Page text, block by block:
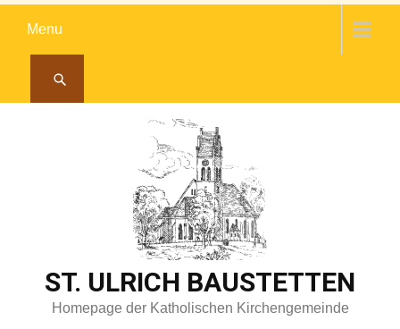
Menu
ST. ULRICH BAUSTETTEN
Homepage der Katholischen Kirchengemeinde